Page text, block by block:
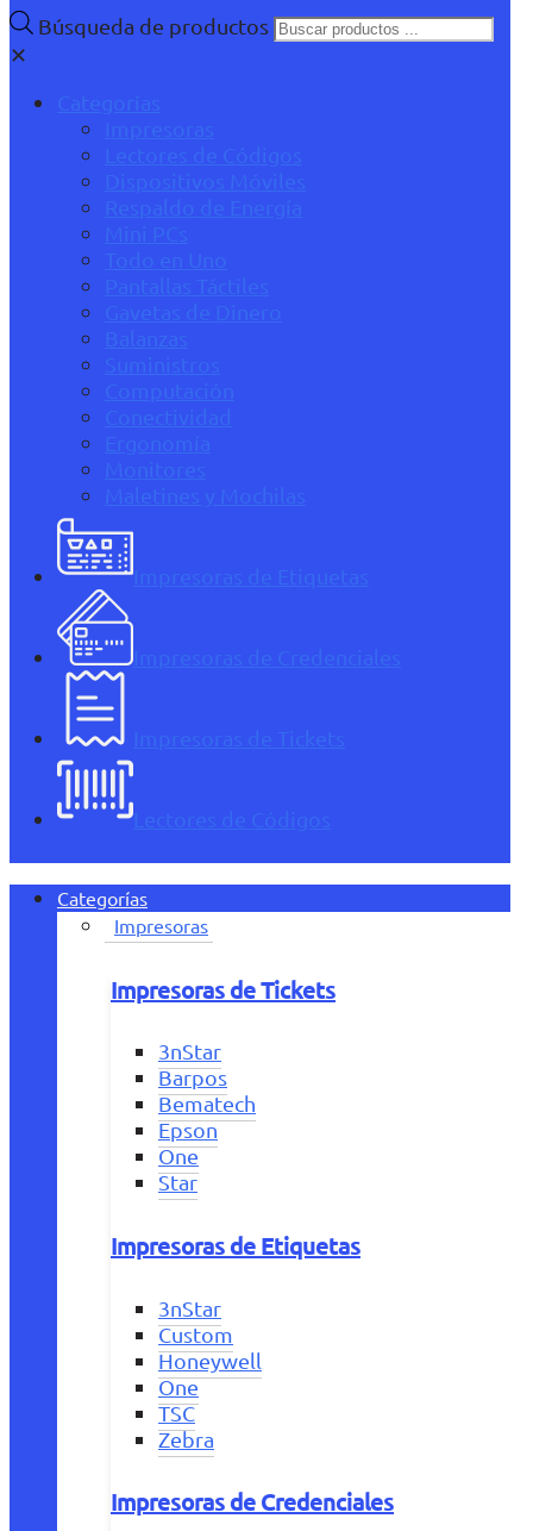
Búsqueda de productos
✕
Categorías
Impresoras
Lectores de Códigos
Dispositivos Móviles
Respaldo de Energía
Mini PCs
Todo en Uno
Pantallas Táctiles
Gavetas de Dinero
Balanzas
Suministros
Computación
Conectividad
Ergonomía
Monitores
Maletines y Mochilas
Impresoras de Etiquetas
Impresoras de Credenciales
Impresoras de Tickets
Lectores de Códigos
Categorías
Impresoras
Impresoras de Tickets
3nStar
Barpos
Bematech
Epson
One
Star
Impresoras de Etiquetas
3nStar
Custom
Honeywell
One
TSC
Zebra
Impresoras de Credenciales